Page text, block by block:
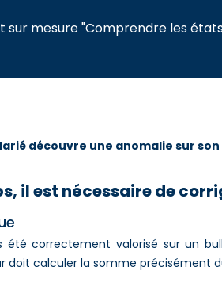
sur mesure "Comprendre les
découvre une anomalie sur
il est nécessaire de
correctement valorisé sur un
doit calculer la somme précisément